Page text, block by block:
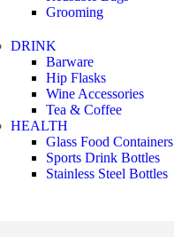
Grooming
DRINK
Barware
Hip Flasks
Wine Accessories
Tea & Coffee
HEALTH
Glass Food Containers
Sports Drink Bottles
Stainless Steel Bottles